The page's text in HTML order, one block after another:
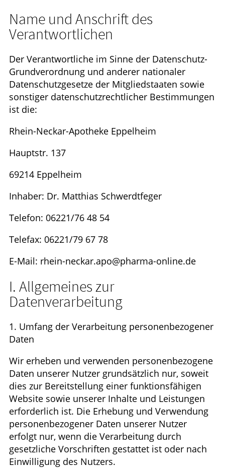
Name und Anschrift des
Verantwortlichen
Der Verantwortliche im Sinne der Datenschutz-
Grundverordnung und anderer nationaler
Datenschutzgesetze der Mitgliedstaaten sowie
sonstiger datenschutzrechtlicher Bestimmungen
ist die:
Rhein-Neckar-Apotheke Eppelheim
Hauptstr. 137
69214 Eppelheim
Inhaber: Dr. Matthias Schwerdtfeger
Telefon: 06221/76 48 54
Telefax: 06221/79 67 78
E-Mail: rhein-neckar.apo@pharma-online.de
I. Allgemeines zur
Datenverarbeitung
1. Umfang der Verarbeitung personenbezogener
Daten
Wir erheben und verwenden personenbezogene
Daten unserer Nutzer grundsätzlich nur, soweit
dies zur Bereitstellung einer funktionsfähigen
Website sowie unserer Inhalte und Leistungen
erforderlich ist. Die Erhebung und Verwendung
personenbezogener Daten unserer Nutzer
erfolgt nur, wenn die Verarbeitung durch
gesetzliche Vorschriften gestattet ist oder nach
Einwilligung des Nutzers.